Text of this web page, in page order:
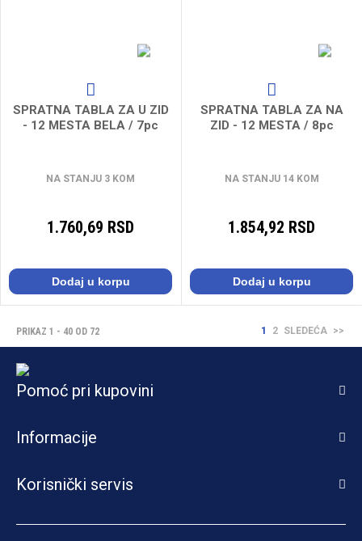
SPRATNA TABLA ZA U ZID
- 12 MESTA BELA / 7pc
NA STANJU 3 KOM
1.760,69 RSD
Dodaj u korpu
SPRATNA TABLA ZA NA
ZID - 12 MESTA / 8pc
NA STANJU 14 KOM
1.854,92 RSD
Dodaj u korpu
PRIKAZ 1 - 40 OD 72 1 2 SLEDEĆA >>
Pomoć pri kupovini
Informacije
Korisnički servis